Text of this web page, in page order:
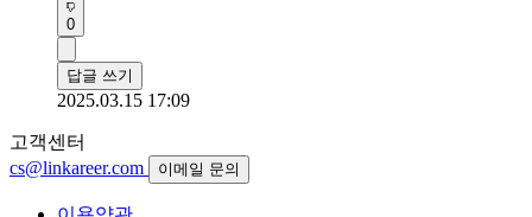
0
답글 쓰기
2025.03.15 17:09
고객센터
cs@linkareer.com
이메일 문의